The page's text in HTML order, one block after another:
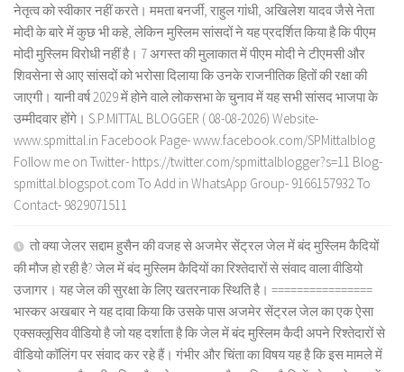
नेतृत्व को स्वीकार नहीं करते। ममता बनर्जी, राहुल गांधी, अखिलेश यादव जैसे नेता
मोदी के बारे में कुछ भी कहे, लेकिन मुस्लिम सांसदों ने यह प्रदर्शित किया है कि पीएम
मोदी मुस्लिम विरोधी नहीं है। 7 अगस्त की मुलाकात में पीएम मोदी ने टीएमसी और
शिवसेना से आए सांसदों को भरोसा दिलाया कि उनके राजनीतिक हितों की रक्षा की
जाएगी। यानी वर्ष 2029 में होने वाले लोकसभा के चुनाव में यह सभी सांसद भाजपा के
उम्मीदवार होंगे। S.P.MITTAL BLOGGER ( 08-08-2026) Website-
www.spmittal.in Facebook Page- www.facebook.com/SPMittalblog
Follow me on Twitter- https://twitter.com/spmittalblogger?s=11 Blog-
spmittal.blogspot.com To Add in WhatsApp Group- 9166157932 To
Contact- 9829071511
तो क्या जेलर सद्दाम हुसैन की वजह से अजमेर सेंट्रल जेल में बंद मुस्लिम कैदियों
की मौज हो रही है? जेल में बंद मुस्लिम कैदियों का रिश्तेदारों से संवाद वाला वीडियो
उजागर। यह जेल की सुरक्षा के लिए खतरनाक स्थिति है। ================
भास्कर अखबार ने यह दावा किया कि उसके पास अजमेर सेंट्रल जेल का एक ऐसा
एक्सक्लूसिव वीडियो है जो यह दर्शाता है कि जेल में बंद मुस्लिम कैदी अपने रिश्तेदारों से
वीडियो कॉलिंग पर संवाद कर रहे हैं। गंभीर और चिंता का विषय यह है कि इस मामले में